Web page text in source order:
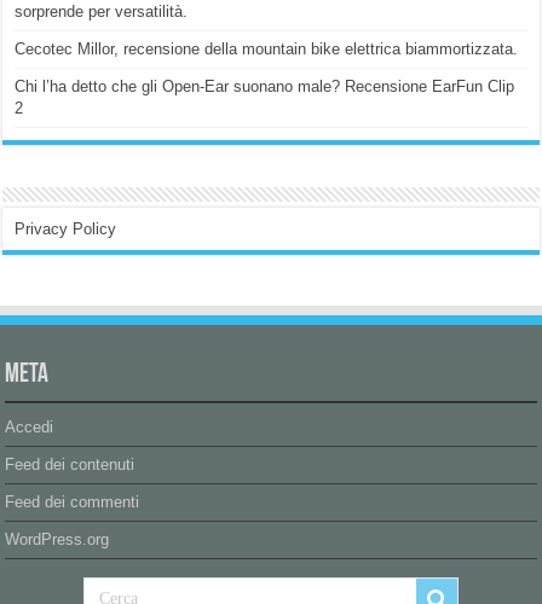
sorprende per versatilità.
Cecotec Millor, recensione della mountain bike elettrica biammortizzata.
Chi l’ha detto che gli Open-Ear suonano male? Recensione EarFun Clip
2
Privacy Policy
Meta
Accedi
Feed dei contenuti
Feed dei commenti
WordPress.org